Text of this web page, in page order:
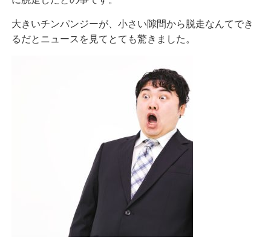
大きいチンパンジーが、小さい隙間から脱走なんてでき
るだとニュースを見てとても驚きました。